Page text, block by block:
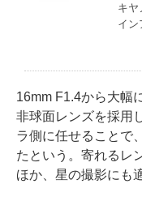
キヤ
イン
16mm F1.4から大幅
非球面レンズを採用
ラ側に任せることで
たという。寄れるレ
ほか、星の撮影にも